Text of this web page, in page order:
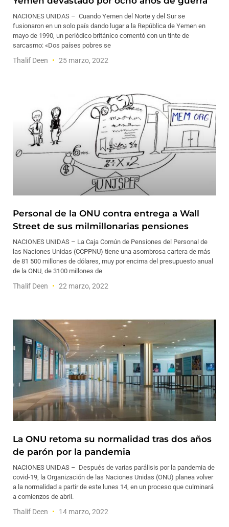
NACIONES UNIDAS – Cuando Yemen del Norte y del Sur se
fusionaron en un solo país dando lugar a la República de Yemen en
mayo de 1990, un periódico británico comentó con un tinte de
sarcasmo: «Dos países pobres se
Thalif Deen 25 marzo, 2022
Personal de la ONU contra entrega a Wall
Street de sus milmillonarias pensiones
NACIONES UNIDAS – La Caja Común de Pensiones del Personal de
las Naciones Unidas (CCPPNU) tiene una asombrosa cartera de más
de 81 500 millones de dólares, muy por encima del presupuesto anual
de la ONU, de 3100 millones de
Thalif Deen 22 marzo, 2022
La ONU retoma su normalidad tras dos años
de parón por la pandemia
NACIONES UNIDAS – Después de varias parálisis por la pandemia de
covid-19, la Organización de las Naciones Unidas (ONU) planea volver
a la normalidad a partir de este lunes 14, en un proceso que culminará
a comienzos de abril.
Thalif Deen 14 marzo, 2022